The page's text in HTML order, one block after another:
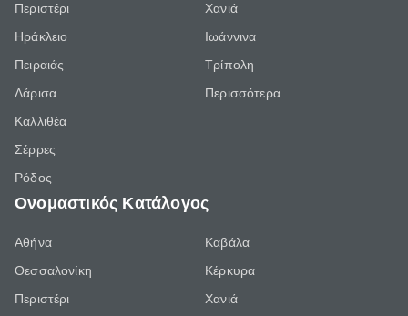
Περιστέρι
Ηράκλειο
Πειραιάς
Λάρισα
Καλλιθέα
Σέρρες
Ρόδος
Χανιά
Ιωάννινα
Τρίπολη
Περισσότερα
Ονομαστικός Κατάλογος
Αθήνα
Θεσσαλονίκη
Περιστέρι
Καβάλα
Κέρκυρα
Χανιά